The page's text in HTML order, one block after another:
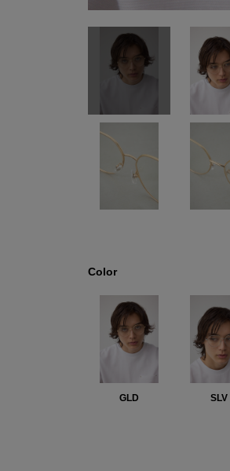
Color
GLD SLV